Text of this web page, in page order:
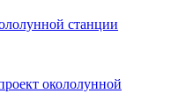
станции
окололунной